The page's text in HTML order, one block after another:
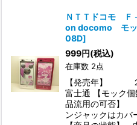
絞
ＮＴＴドコモ
on docomo モッ
08D]
999円(税込)
在庫数 2点
【発売年】
富士通 【モック
品流用の可否】
ンジャックはカバ